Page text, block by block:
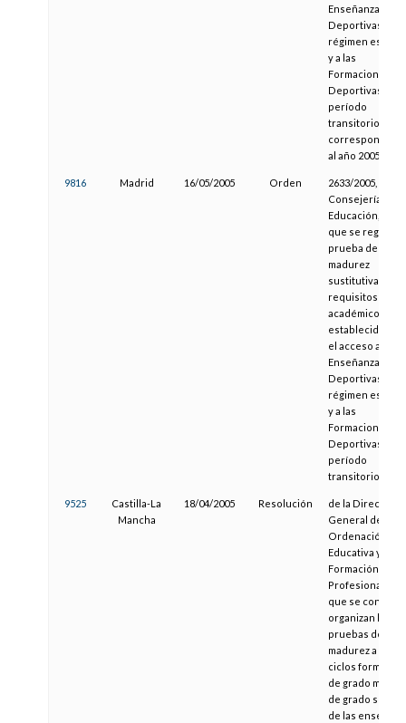
Enseñanzas
Deportivas de
régimen
y a las
Formaciones
Deportivas en
período
transitorio,
al año 2005
9816 Madrid 16/05/2005 Orden
2633/2005, de la
Consejería de
Educación, por
que se regula la
prueba de
madurez
sustitutiva de
requisitos
académicos
establecidos
el acceso a las
Enseñanzas
Deportivas de
régimen
y a las
Formaciones
Deportivas en
período
transitorio
9525
Castilla-La
Mancha
18/04/2005 Resolución
de la Dirección
General de
Ordenación
Educativa y
Formación
Profesional, por
que se
organizan las
pruebas de
madurez a los
ciclos
de grado medio
de grado
de las